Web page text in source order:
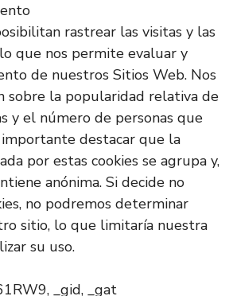
rastrear las visitas y las
que nos permite evaluar y
de nuestros Sitios Web. Nos
sobre la popularidad relativa de
y el número de personas que
importante destacar que la
por estas cookies se agrupa y,
anónima. Si decide no
no podremos determinar
sitio, lo que limitaría nuestra
su uso.
_gid, _gat